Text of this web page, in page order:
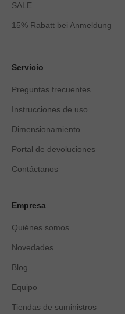
SALE
15% Rabatt bei Anmeldung
Servicio
Preguntas frecuentes
Instrucciones de uso
Dimensionamiento
Portal de devoluciones
Contáctanos
Empresa
Quiénes somos
Novedades
Blog
Equipo
Tiendas de suministros